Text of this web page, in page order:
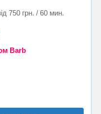
750 грн. / 60 мин.
Barb